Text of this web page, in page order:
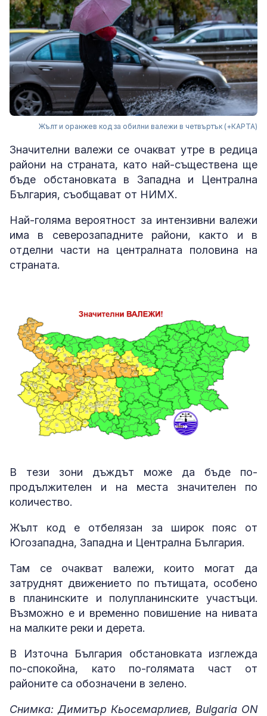
Жълт и оранжев код за обилни валежи в четвъртък (+КАРТА)
Значителни валежи се очакват утре в редица
райони на страната, като най-съществена ще
бъде обстановката в Западна и Централна
България, съобщават от НИМХ.
Най-голяма вероятност за интензивни валежи
има в северозападните райони, както и в
отделни части на централната половина на
страната.
В тези зони дъждът може да бъде по-
продължителен и на места значителен по
количество.
Жълт код е отбелязан за широк пояс от
Югозападна, Западна и Централна България.
Там се очакват валежи, които могат да
затруднят движението по пътищата, особено
в планинските и полупланинските участъци.
Възможно е и временно повишение на нивата
на малките реки и дерета.
В Източна България обстановката изглежда
по-спокойна, като по-голямата част от
районите са обозначени в зелено.
Снимка: Димитър Кьосемарлиев, Bulgaria ON